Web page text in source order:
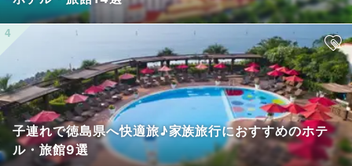
子連れで徳島県へ快適旅♪家族旅行におすすめのホテ
ル・旅館9選